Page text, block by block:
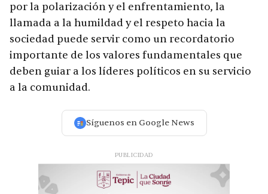
por la polarización y el enfrentamiento, la
llamada a la humildad y el respeto hacia la
sociedad puede servir como un recordatorio
importante de los valores fundamentales que
deben guiar a los líderes políticos en su servicio
a la comunidad.
Síguenos en Google News
PUBLICIDAD